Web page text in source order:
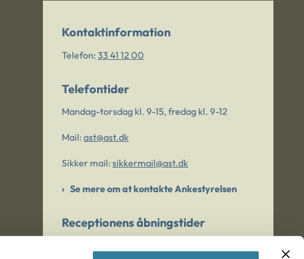
Kontaktinformation
Telefon: 33 41 12 00
Telefontider
Mandag-torsdag kl. 9-15, fredag kl. 9-12
Mail: ast@ast.dk
Sikker mail: sikkermail@ast.dk
Se mere om at kontakte Ankestyrelsen
Receptionens åbningstider